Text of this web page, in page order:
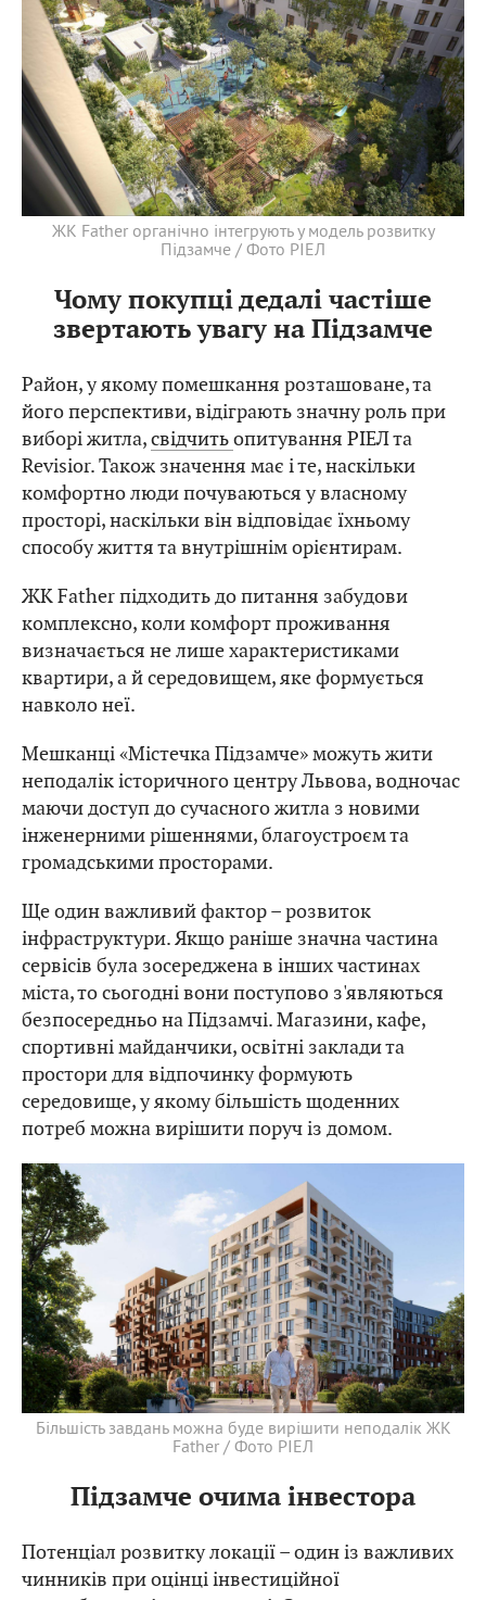
ЖК Father органічно інтегрують у модель розвитку
Підзамче / Фото РІЕЛ
Чому покупці дедалі частіше
звертають увагу на Підзамче
Район, у якому помешкання розташоване, та
його перспективи, відіграють значну роль при
виборі житла,свідчитьопитування РІЕЛ та
Revisior. Також значення має і те, наскільки
комфортно люди почуваються у власному
просторі, наскільки він відповідає їхньому
способу життя та внутрішнім орієнтирам.
ЖК Father підходить до питання забудови
комплексно, коли комфорт проживання
визначається не лише характеристиками
квартири, а й середовищем, яке формується
навколо неї.
Мешканці «Містечка Підзамче» можуть жити
неподалік історичного центру Львова, водночас
маючи доступ до сучасного житла з новими
інженерними рішеннями, благоустроєм та
громадськими просторами.
Ще один важливий фактор – розвиток
інфраструктури. Якщо раніше значна частина
сервісів була зосереджена в інших частинах
міста, то сьогодні вони поступово з'являються
безпосередньо на Підзамчі. Магазини, кафе,
спортивні майданчики, освітні заклади та
простори для відпочинку формують
середовище, у якому більшість щоденних
потреб можна вирішити поруч із домом.
Більшість завдань можна буде вирішити неподалік ЖК
Father / Фото РІЕЛ
Підзамче очима інвестора
Потенціал розвитку локації – один із важливих
чинників при оцінці інвестиційної